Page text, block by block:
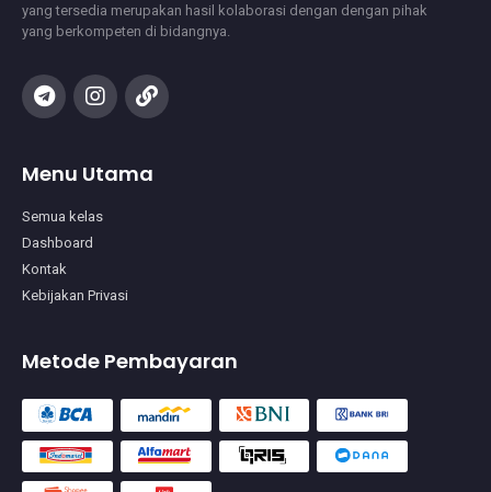
yang tersedia merupakan hasil kolaborasi dengan dengan pihak
yang berkompeten di bidangnya.
Menu Utama
Semua kelas
Dashboard
Kontak
Kebijakan Privasi
Metode Pembayaran